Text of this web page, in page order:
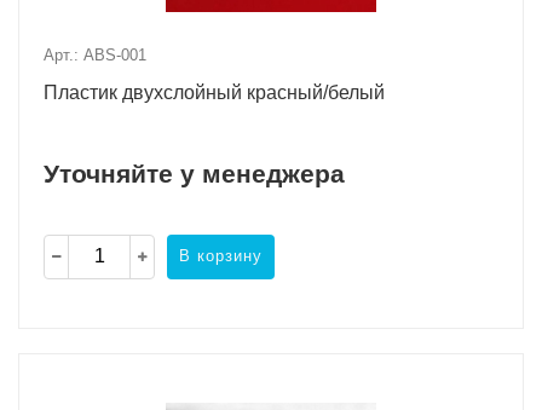
Арт.: ABS-001
Пластик двухслойный красный/белый
Уточняйте у менеджера
В корзину